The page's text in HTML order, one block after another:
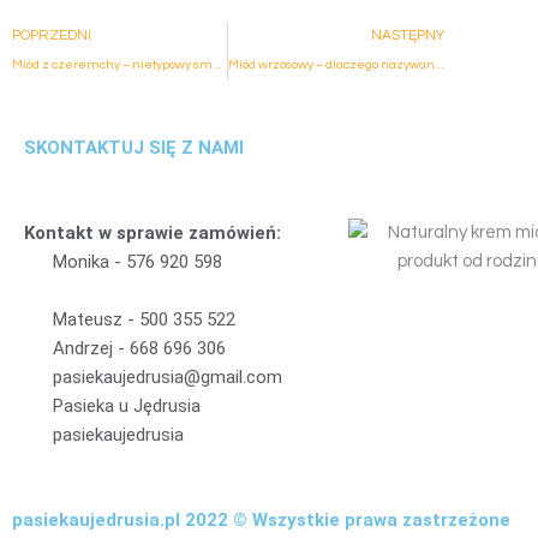
Prev
POPRZEDNI NASTĘPNY
SKONTAKTUJ SIĘ Z NAMI
Kontakt w sprawie zamówień:
Monika - 576 920 598
Mateusz - 500 355 522
Andrzej - 668 696 306
pasiekaujedrusia@gmail.com
Pasieka u Jędrusia
pasiekaujedrusia
pasiekaujedrusia.pl 2022 © Wszystkie prawa zastrzeżone